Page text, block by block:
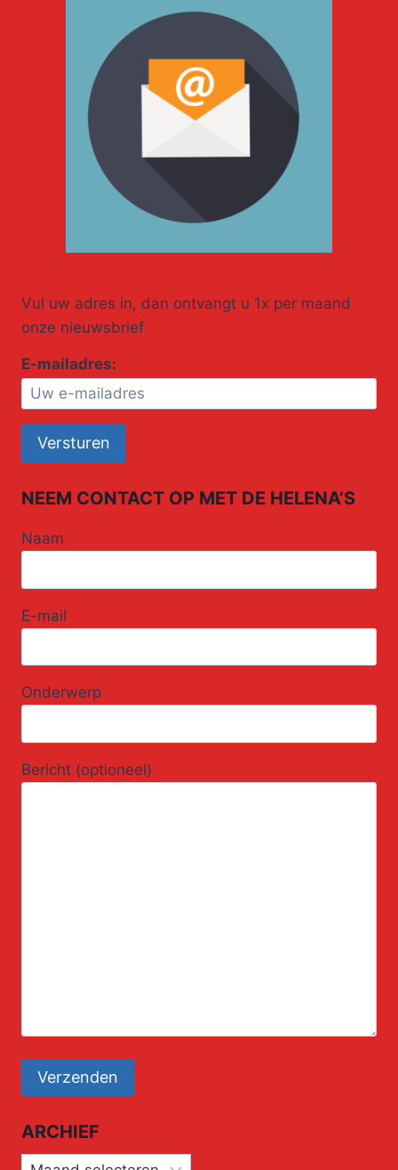
Vul uw adres in, dan ontvangt u 1x per maand
onze nieuwsbrief
E-mailadres:
NEEM CONTACT OP MET DE HELENA’S
Naam
E-mail
Onderwerp
Bericht (optioneel)
ARCHIEF
Archief